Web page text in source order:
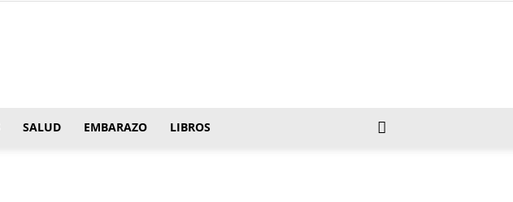
SALUD EMBARAZO LIBROS